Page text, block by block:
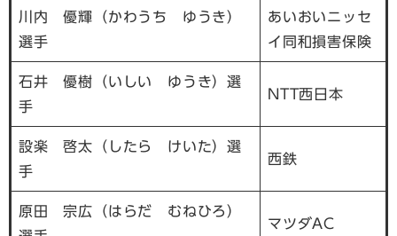
川内 優輝（かわうち ゆうき）
選手
あいおいニッセ
イ同和損害保険
石井 優樹（いしい ゆうき）選
手
NTT西日本
設楽 啓太（したら けいた）選
手
西鉄
原田 宗広（はらだ むねひろ）
マツダAC